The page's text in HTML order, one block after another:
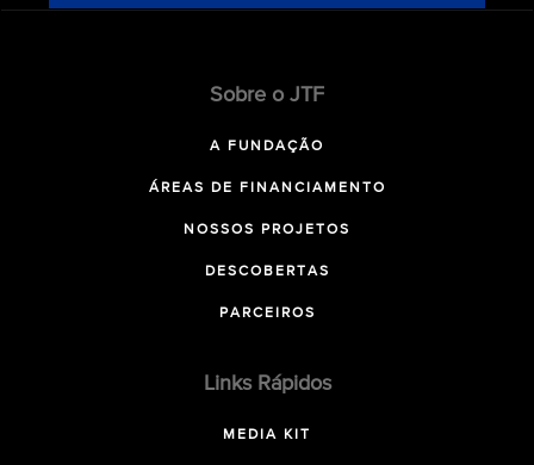
Sobre o JTF
A FUNDAÇÃO
ÁREAS DE FINANCIAMENTO
NOSSOS PROJETOS
DESCOBERTAS
PARCEIROS
Links Rápidos
MEDIA KIT